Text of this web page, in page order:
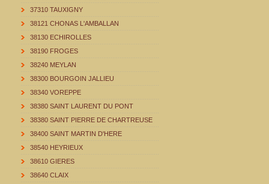
37310 TAUXIGNY
38121 CHONAS L'AMBALLAN
38130 ECHIROLLES
38190 FROGES
38240 MEYLAN
38300 BOURGOIN JALLIEU
38340 VOREPPE
38380 SAINT LAURENT DU PONT
38380 SAINT PIERRE DE CHARTREUSE
38400 SAINT MARTIN D'HERE
38540 HEYRIEUX
38610 GIERES
38640 CLAIX